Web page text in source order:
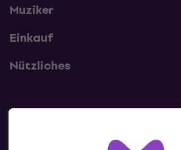
Muziker
Einkauf
Nützliches